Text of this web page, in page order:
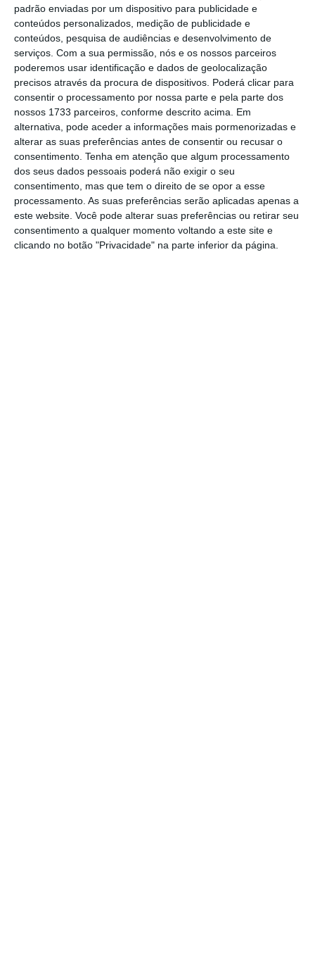
padrão enviadas por um dispositivo para publicidade e
conteúdos personalizados, medição de publicidade e
conteúdos, pesquisa de audiências e desenvolvimento de
serviços. Com a sua permissão, nós e os nossos parceiros
poderemos usar identificação e dados de geolocalização
precisos através da procura de dispositivos. Poderá clicar para
consentir o processamento por nossa parte e pela parte dos
nossos 1733 parceiros, conforme descrito acima. Em
alternativa, pode aceder a informações mais pormenorizadas e
alterar as suas preferências antes de consentir ou recusar o
consentimento. Tenha em atenção que algum processamento
dos seus dados pessoais poderá não exigir o seu
consentimento, mas que tem o direito de se opor a esse
processamento. As suas preferências serão aplicadas apenas a
este website. Você pode alterar suas preferências ou retirar seu
consentimento a qualquer momento voltando a este site e
clicando no botão "Privacidade" na parte inferior da página.
jurídico português, numa lógica de maior
proximidade, controlo e autonomia
sobre a evolução da ferramenta ao
serviço da advocacia em Portugal.
Atualização diária
— integração contínua
da legislação e da jurisprudência
nacionais mais recentes na base de
conhecimento do sistema.
Equipa e tecnologia de excelência—
desenvolvido com a tecnologia do
LIACC/FEUP e por uma equipa técnica